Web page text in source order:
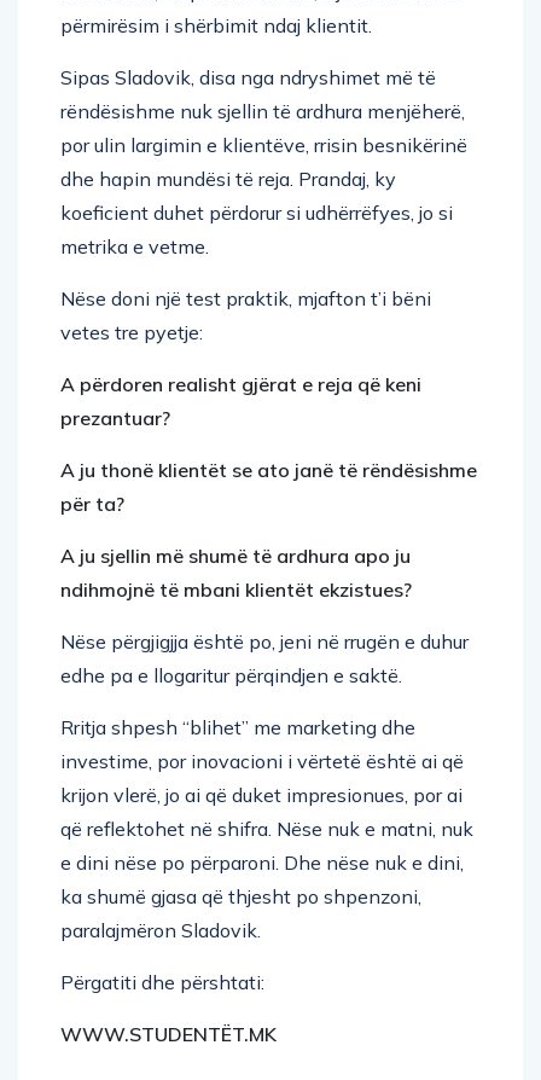
përmirësim i shërbimit ndaj klientit.
Sipas Sladovik, disa nga ndryshimet më të
rëndësishme nuk sjellin të ardhura menjëherë,
por ulin largimin e klientëve, rrisin besnikërinë
dhe hapin mundësi të reja. Prandaj, ky
koeficient duhet përdorur si udhërrëfyes, jo si
metrika e vetme.
Nëse doni një test praktik, mjafton t’i bëni
vetes tre pyetje:
A përdoren realisht gjërat e reja që keni
prezantuar?
A ju thonë klientët se ato janë të rëndësishme
për ta?
A ju sjellin më shumë të ardhura apo ju
ndihmojnë të mbani klientët ekzistues?
Nëse përgjigjja është po, jeni në rrugën e duhur
edhe pa e llogaritur përqindjen e saktë.
Rritja shpesh “blihet” me marketing dhe
investime, por inovacioni i vërtetë është ai që
krijon vlerë, jo ai që duket impresionues, por ai
që reflektohet në shifra. Nëse nuk e matni, nuk
e dini nëse po përparoni. Dhe nëse nuk e dini,
ka shumë gjasa që thjesht po shpenzoni,
paralajmëron Sladovik.
Përgatiti dhe përshtati:
WWW.STUDENTËT.MK